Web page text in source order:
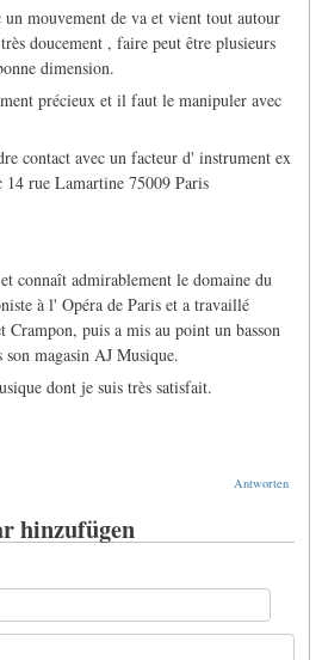
mouvement de va et vient tout autour
doucement , faire peut être plusieurs
dimension.
précieux et il faut le manipuler avec
contact avec un facteur d' instrument ex
rue Lamartine 75009 Paris
connaît admirablement le domaine du
à l' Opéra de Paris et a travaillé
Crampon, puis a mis au point un basson
magasin AJ Musique.
dont je suis très satisfait.
Antworten
hinzufügen